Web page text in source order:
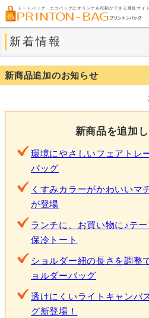
トートバッグ・エコバッグにオリジナル印刷ができる通販サイト
新着情報
新商品追加のお知らせ
新商品を追加し
環境にやさしいフェアトレ
バッグ
くすみカラーがかわいいマ
が登場
ランチに、お買い物に♪テ
保冷トート
ショルダー紐の長さを調整
ョルダーバッグ
透けにくいライトキャンバ
グ新登場！